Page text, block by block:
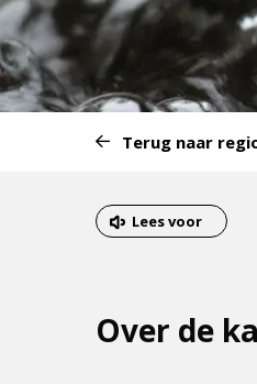
van
menu:
Terug naar
van
het
Lees voor
Over de